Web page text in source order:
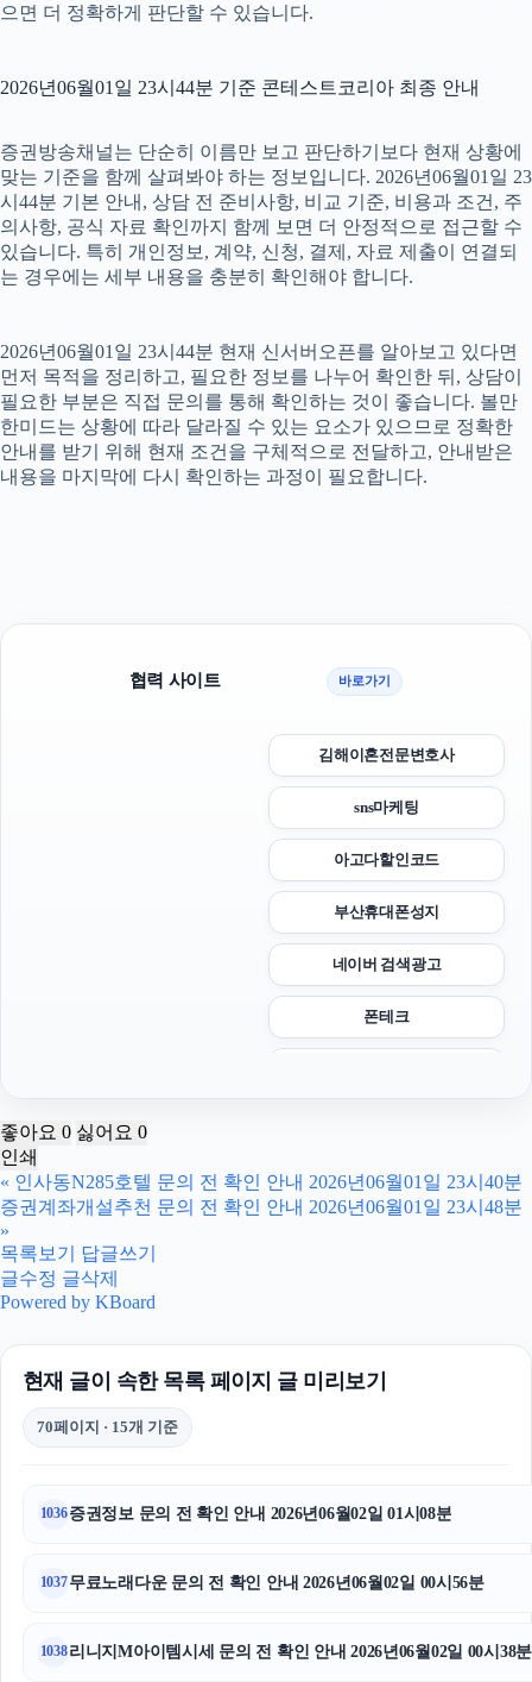
으면 더 정확하게 판단할 수 있습니다.
2026년06월01일 23시44분 기준 콘테스트코리아 최종 안내
증권방송채널는 단순히 이름만 보고 판단하기보다 현재 상황에
맞는 기준을 함께 살펴봐야 하는 정보입니다. 2026년06월01일 23
시44분 기본 안내, 상담 전 준비사항, 비교 기준, 비용과 조건, 주
의사항, 공식 자료 확인까지 함께 보면 더 안정적으로 접근할 수
있습니다. 특히 개인정보, 계약, 신청, 결제, 자료 제출이 연결되
는 경우에는 세부 내용을 충분히 확인해야 합니다.
2026년06월01일 23시44분 현재 신서버오픈를 알아보고 있다면
먼저 목적을 정리하고, 필요한 정보를 나누어 확인한 뒤, 상담이
필요한 부분은 직접 문의를 통해 확인하는 것이 좋습니다. 볼만
한미드는 상황에 따라 달라질 수 있는 요소가 있으므로 정확한
안내를 받기 위해 현재 조건을 구체적으로 전달하고, 안내받은
내용을 마지막에 다시 확인하는 과정이 필요합니다.
협력 사이트 바로가기
김해이혼전문변호사
sns마케팅
아고다할인코드
부산휴대폰성지
네이버 검색광고
폰테크
부산휴대폰성지
대전이혼전문변호사
축구반티
흥신소
좋아요 0 싫어요 0
인쇄
« 인사동N285호텔 문의 전 확인 안내 2026년06월01일 23시40분
증권계좌개설추천 문의 전 확인 안내 2026년06월01일 23시48분
»
목록보기
답글쓰기
글수정 글삭제
Powered by KBoard
현재 글이 속한 목록 페이지 글 미리보기
70페이지 · 15개 기준
1036증권정보 문의 전 확인 안내 2026년06월02일 01시08분
1037무료노래다운 문의 전 확인 안내 2026년06월02일 00시56분
1038리니지M아이템시세 문의 전 확인 안내 2026년06월02일 00시38분